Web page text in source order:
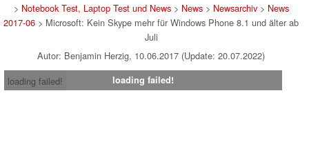
> Notebook Test, Laptop Test und News> News> Newsarchiv> News
2017-06 > Microsoft: Kein Skype mehr für Windows Phone 8.1 und älter ab
Juli
Autor: Benjamin Herzig, 10.06.2017 (Update: 20.07.2022)
loading failed!
loading failed!